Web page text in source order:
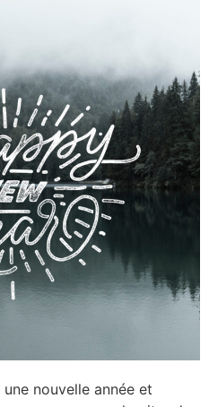
nouvelle année et